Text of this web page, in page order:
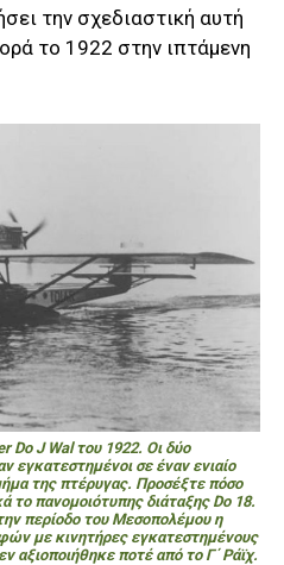
την σχεδιαστική αυτή
το 1922 στην ιπτάμενη
Do J Wal του 1922. Οι δύο
εγκατεστημένοι σε έναν ενιαίο
της πτέρυγας. Προσέξτε πόσο
το πανομοιότυπης διάταξης Do 18.
περίοδο του Μεσοπολέμου η
με κινητήρες εγκατεστημένους
αξιοποιήθηκε ποτέ από το Γ΄ Ράϊχ.